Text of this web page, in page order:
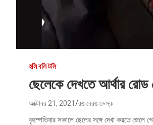
হলি বলি টলি
ছেলেকে দেখতে আর্থার
অক্টোবর 21, 2021 রঙ বেরঙ ডেস্ক
বৃহস্পতিবার সকালে ছেলের সঙ্গে দেখা করতে জেলে